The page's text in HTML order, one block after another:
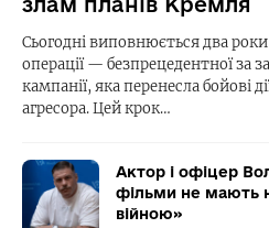
злам планів Кремля
Сьогодні виповнюється два роки
операції — безпрецедентної за
кампанії, яка перенесла бойові
агресора. Цей крок…
Актор і офіцер
фільми не мають
війною»